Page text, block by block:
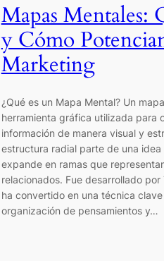
Mapas Mentales:
y Cómo
Marketing
¿Qué es un Mapa Mental? Un
herramienta gráfica utilizada para
información de manera visual y
estructura radial parte de una idea
expande en ramas que
relacionados. Fue desarrollado por
ha convertido en una técnica clave
organización de pensamientos y…